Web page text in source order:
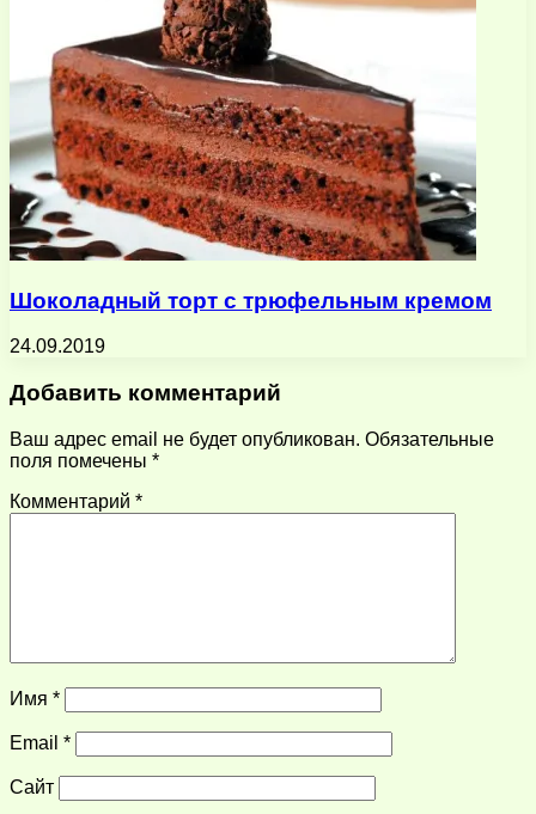
Шоколадный торт с трюфельным кремом
24.09.2019
Добавить комментарий
Ваш адрес email не будет опубликован. Обязательные
поля помечены *
Комментарий *
Имя *
Email *
Сайт